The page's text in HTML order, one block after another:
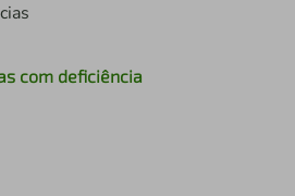
com deficiência